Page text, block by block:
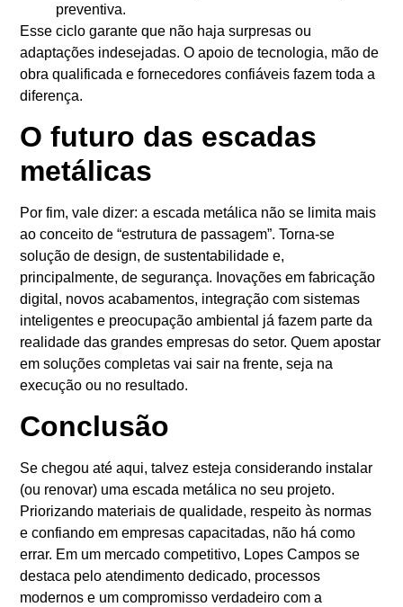
preventiva.
Esse ciclo garante que não haja surpresas ou
adaptações indesejadas. O apoio de tecnologia, mão de
obra qualificada e fornecedores confiáveis fazem toda a
diferença.
O futuro das escadas
metálicas
Por fim, vale dizer: a escada metálica não se limita mais
ao conceito de “estrutura de passagem”. Torna-se
solução de design, de sustentabilidade e,
principalmente, de segurança. Inovações em fabricação
digital, novos acabamentos, integração com sistemas
inteligentes e preocupação ambiental já fazem parte da
realidade das grandes empresas do setor. Quem apostar
em soluções completas vai sair na frente, seja na
execução ou no resultado.
Conclusão
Se chegou até aqui, talvez esteja considerando instalar
(ou renovar) uma escada metálica no seu projeto.
Priorizando materiais de qualidade, respeito às normas
e confiando em empresas capacitadas, não há como
errar. Em um mercado competitivo, Lopes Campos se
destaca pelo atendimento dedicado, processos
modernos e um compromisso verdadeiro com a